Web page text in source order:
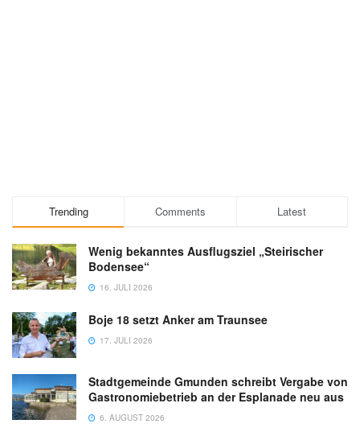
Trending Comments Latest
Wenig bekanntes Ausflugsziel „Steirischer
Bodensee“
16. JULI 2026
Boje 18 setzt Anker am Traunsee
17. JULI 2026
Stadtgemeinde Gmunden schreibt Vergabe von
Gastronomiebetrieb an der Esplanade neu aus
6. AUGUST 2026